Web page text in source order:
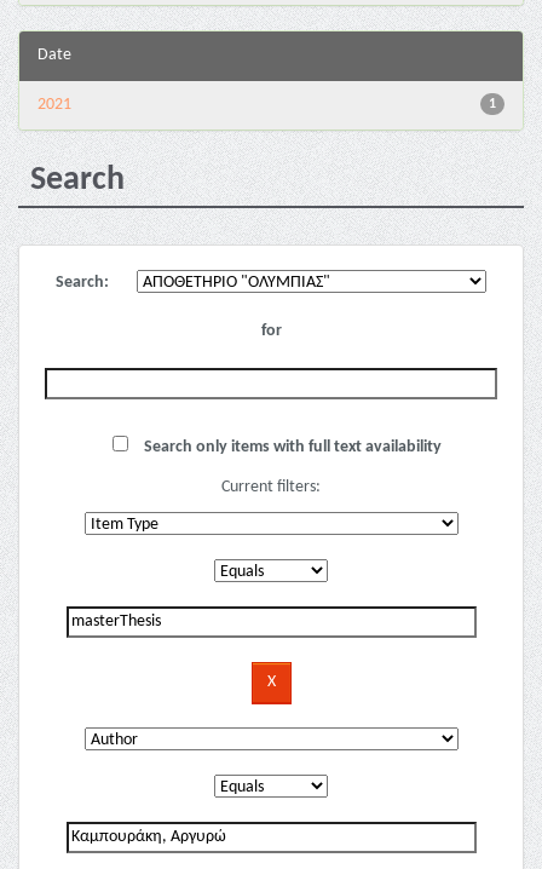
Date
1
2021
Search
Search:
for
Search only items with full text availability
Current filters: